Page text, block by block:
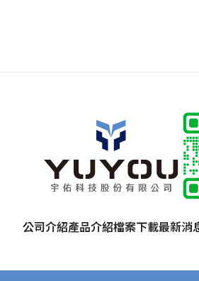
公司介紹產品介紹檔案下載最新消